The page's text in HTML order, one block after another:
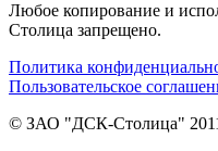
Любое копирование и
Столица запрещено.
Политика
Пользовательское
© ЗАО "ДСК-Столица"